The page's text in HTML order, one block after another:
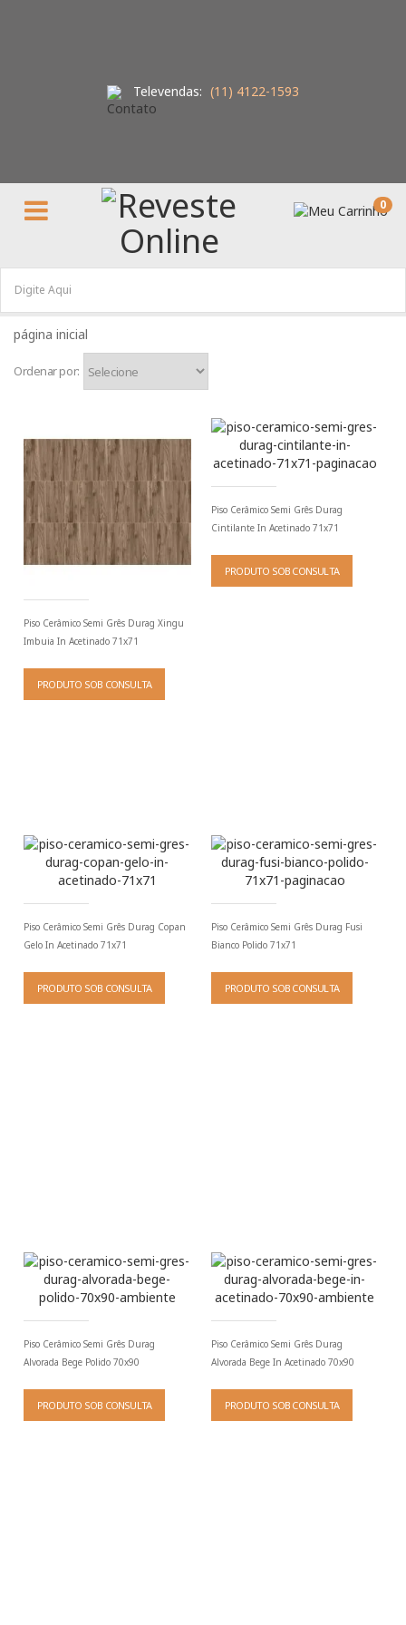
Televendas: (11) 4122-1593
0
Ordenar por:
Piso Cerâmico Semi Grês Durag Xingu
Imbuia In Acetinado 71x71
PRODUTO SOB CONSULTA
Piso Cerâmico Semi Grês Durag
Cintilante In Acetinado 71x71
PRODUTO SOB CONSULTA
Piso Cerâmico Semi Grês Durag Copan
Gelo In Acetinado 71x71
PRODUTO SOB CONSULTA
Piso Cerâmico Semi Grês Durag Fusi
Bianco Polido 71x71
PRODUTO SOB CONSULTA
Piso Cerâmico Semi Grês Durag
Alvorada Bege Polido 70x90
PRODUTO SOB CONSULTA
Piso Cerâmico Semi Grês Durag
Alvorada Bege In Acetinado 70x90
PRODUTO SOB CONSULTA